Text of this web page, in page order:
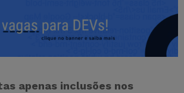
apenas inclusões nos